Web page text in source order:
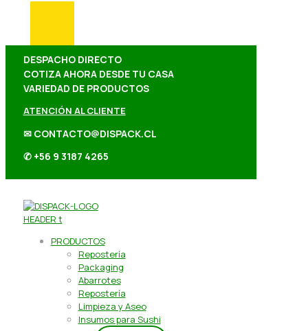
DESPACHO DIRECTO
COTIZA AHORA DESDE TU CASA
VARIEDAD DE PRODUCTOS
ATENCIÓN AL CLIENTE
✉ CONTACTO@DISPACK.CL
✆ +56 9 3187 4265
PRODUCTOS
Repostería
Packaging
Abarrotes
Repostería
Limpieza y Aseo
Insumos para Sushi